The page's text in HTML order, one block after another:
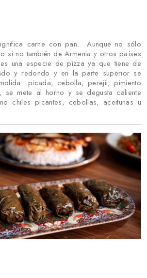
carne con pan. Aunque no sólo
si no también de Armenia y otros países
una especie de pizza ya que tiene de
y redondo y en la parte superior se
picada, cebolla, perejil, pimiento
se mete al horno y se degusta caliente
chiles picantes, cebollas, aceitunas u